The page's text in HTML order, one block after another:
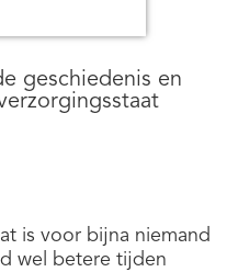
geschiedenis en
is voor bijna niemand
wel betere tijden